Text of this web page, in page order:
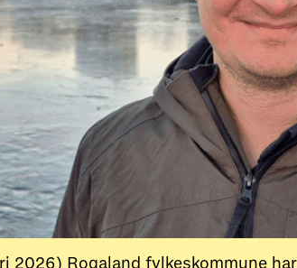
2026) Rogaland fylkeskommune